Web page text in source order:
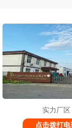
实力厂区
点击拨打电